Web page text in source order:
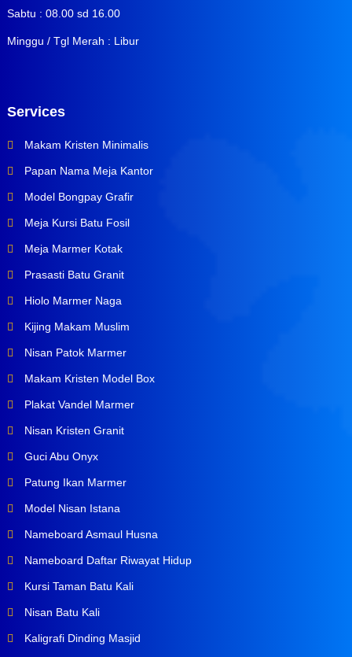
Sabtu : 08.00 sd 16.00
Minggu / Tgl Merah : Libur
Services
Makam Kristen Minimalis
Papan Nama Meja Kantor
Model Bongpay Grafir
Meja Kursi Batu Fosil
Meja Marmer Kotak
Prasasti Batu Granit
Hiolo Marmer Naga
Kijing Makam Muslim
Nisan Patok Marmer
Makam Kristen Model Box
Plakat Vandel Marmer
Nisan Kristen Granit
Guci Abu Onyx
Patung Ikan Marmer
Model Nisan Istana
Nameboard Asmaul Husna
Nameboard Daftar Riwayat Hidup
Kursi Taman Batu Kali
Nisan Batu Kali
Kaligrafi Dinding Masjid